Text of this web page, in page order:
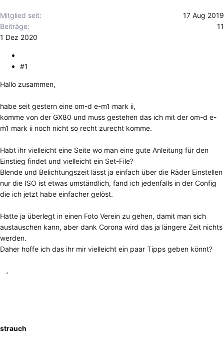
Mitglied seit
17 Aug 2019
Beiträge
11
1 Dez 2020
#1
Hallo zusammen,
habe seit gestern eine om-d e-m1 mark ii,
komme von der GX80 und muss gestehen das ich mit der om-d e-
m1 mark ii noch nicht so recht zurecht komme.
Habt ihr vielleicht eine Seite wo man eine gute Anleitung für den
Einstieg findet und vielleicht ein Set-File?
Blende und Belichtungszeit lässt ja einfach über die Räder Einstellen
nur die ISO ist etwas umständlich, fand ich jedenfalls in der Config
die ich jetzt habe einfacher gelöst.
Hatte ja überlegt in einen Foto Verein zu gehen, damit man sich
austauschen kann, aber dank Corona wird das ja längere Zeit nichts
werden.
Daher hoffe ich das ihr mir vielleicht ein paar Tipps geben könnt?
strauch